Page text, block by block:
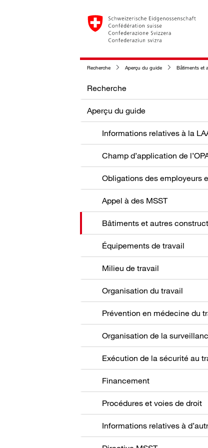
Recherche Aperçu du guide Bâtiments et
Recherche
Aperçu du guide
Informations relatives à la
Champ d’application de
Appel à des MSST
Bâtiments et autres
Équipements de travail
Milieu de travail
Organisation du travail
Prévention en médecine du
Organisation de la
Exécution de la sécurité au
Financement
Procédures et voies de droit